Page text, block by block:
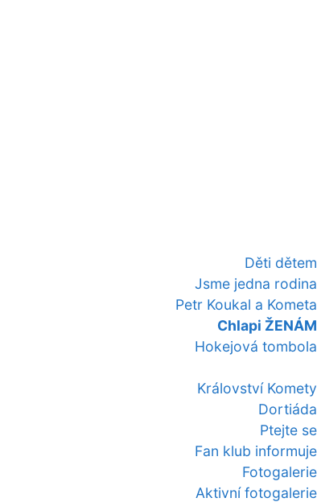
Děti dětem
Jsme jedna rodina
Petr Koukal a Kometa
Chlapi ŽENÁM
Hokejová tombola
Království Komety
Dortiáda
Ptejte se
Fan klub informuje
Fotogalerie
Aktivní fotogalerie